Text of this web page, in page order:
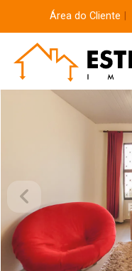
Área do Cliente